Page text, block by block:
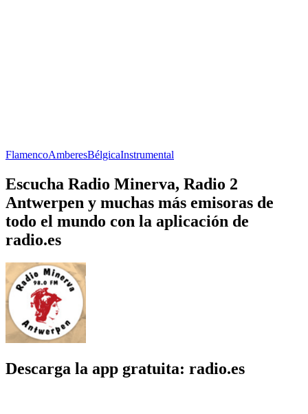
FlamencoAmberesBélgicaInstrumental
Escucha Radio Minerva, Radio 2
Antwerpen y muchas más emisoras de
todo el mundo con la aplicación de
radio.es
Descarga la app gratuita: radio.es